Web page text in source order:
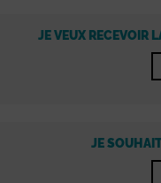
JE VEUX RECEVOIR
JE